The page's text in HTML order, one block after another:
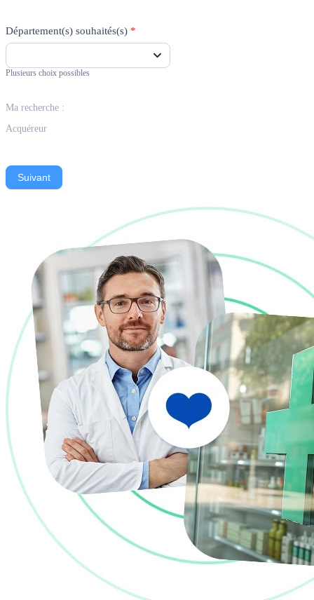
Département(s) souhaités(s) *
Plusieurs choix possibles
Ma recherche :
Acquéreur
Suivant